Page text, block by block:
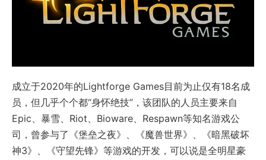
成立于2020年的Lightforge Games目前为止仅有18名成
员，但几乎个个都“身怀绝技”，该团队的人员主要来自
Epic、暴雪、Riot、Bioware、Respawn等知名游戏公
司，曾参与了《堡垒之夜》、《魔兽世界》、《暗黑破坏
神3》、《守望先锋》等游戏的开发，可以说是全明星豪